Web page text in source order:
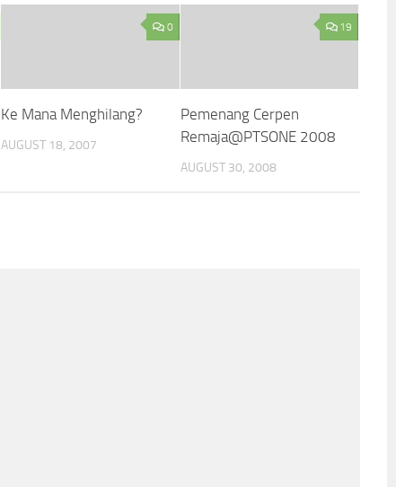
0
Ke Mana Menghilang?
AUGUST 18, 2007
19
Pemenang Cerpen
Remaja@PTSONE 2008
AUGUST 30, 2008